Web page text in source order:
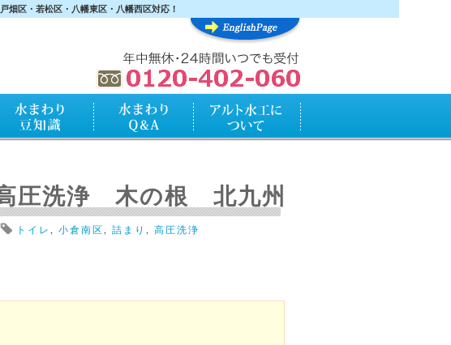
畑区・若松区・八幡東区・八幡西区対応！
わり知識
圧洗浄 木の根 北九州
トイレ , 小倉南区, 詰まり , 高圧洗浄